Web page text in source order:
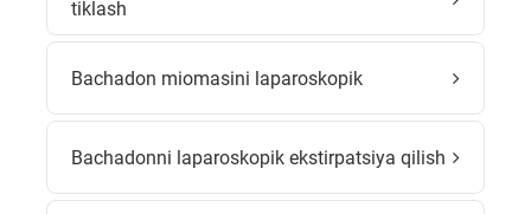
tiklash
Bachadon miomasini laparoskopik
Bachadonni laparoskopik ekstirpatsiya qilish